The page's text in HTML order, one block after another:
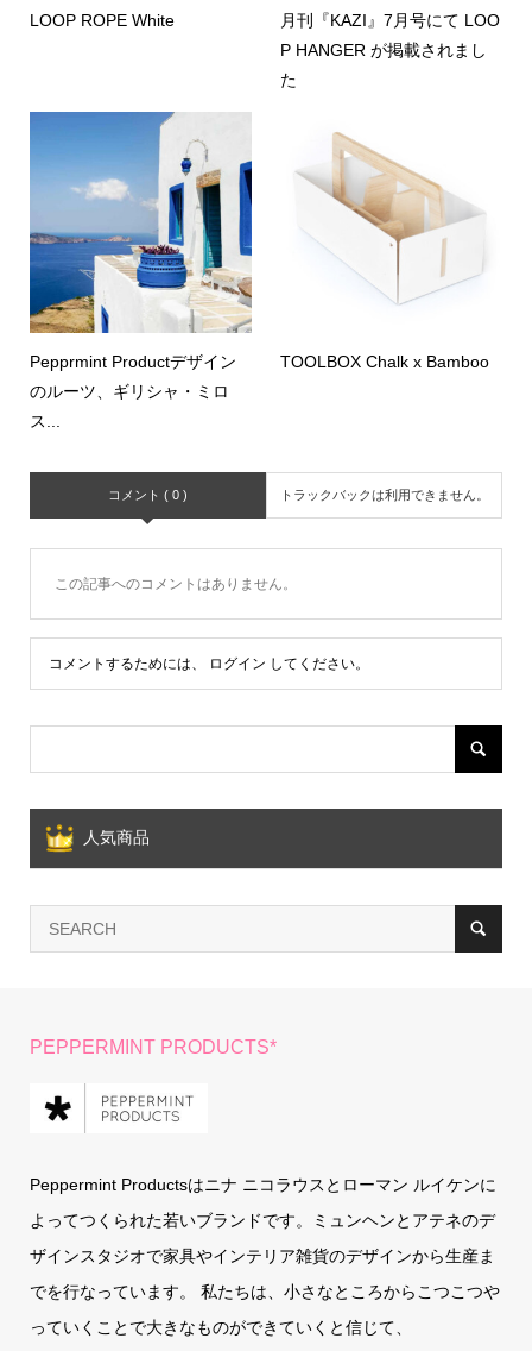
LOOP ROPE White
月刊『KAZI』7月号にて LOO
P HANGER が掲載されまし
た
Pepprmint Productデザイン
のルーツ、ギリシャ・ミロ
ス...
TOOLBOX Chalk x Bamboo
コメント ( 0 ) トラックバックは利用できません。
この記事へのコメントはありません。
コメントするためには、 ログイン してください。
人気商品
PEPPERMINT PRODUCTS*
Peppermint Productsはニナ ニコラウスとローマン ルイケンに
よってつくられた若いブランドです。ミュンヘンとアテネのデ
ザインスタジオで家具やインテリア雑貨のデザインから生産ま
でを行なっています。 私たちは、小さなところからこつこつや
っていくことで大きなものができていくと信じて、